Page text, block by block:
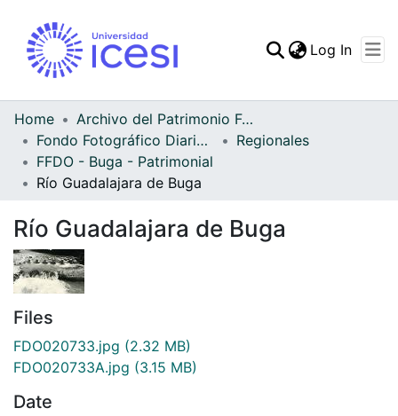
Statistics
Log In
Home
Archivo del Patrimonio Fotográfico y Fílmico del Valle del Cauca
Fondo Fotográfico Diario Occidente
Regionales
FFDO - Buga - Patrimonial
Río Guadalajara de Buga
Río Guadalajara de Buga
Files
FDO020733.jpg (2.32 MB)
FDO020733A.jpg (3.15 MB)
Date